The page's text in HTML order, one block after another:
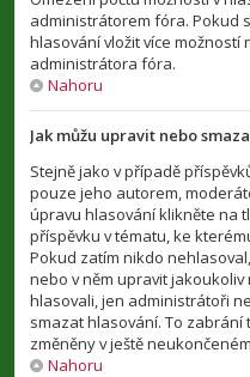
administrátorem fóra. Pokud
hlasování vložit více
administrátora fóra.
Nahoru
Jak můžu upravit nebo
Stejně jako v případě
pouze jeho autorem,
úpravu hlasování klikněte na
příspěvku v tématu, ke
Pokud zatím nikdo
nebo v něm upravit
hlasovali, jen administrátoři
smazat hlasování. To
změněny v ještě
Nahoru